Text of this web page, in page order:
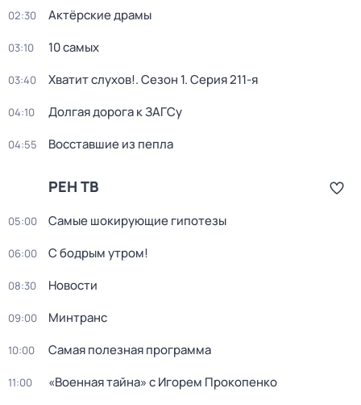
02:30 Актёрские драмы
03:10 10 самых
03:40 Хватит слухов!. Сезон 1. Серия 211-я
04:10 Долгая дорога к ЗАГСу
04:55 Восставшие из пепла
РЕН ТВ
05:00 Самые шoкиpующие гипотезы
06:00 С бодрым утром!
08:30 Новости
09:00 Минтранс
10:00 Самая полезная программа
11:00 «Военная тайна» с Игорем Прокопенко